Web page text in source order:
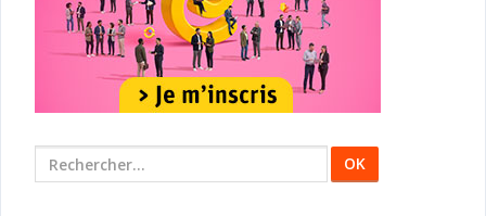
Rechercher
: